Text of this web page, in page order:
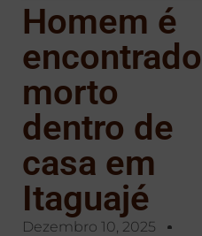
Homem é
encontrado
morto
dentro de
casa em
Itaguajé
Dezembro 10, 2025